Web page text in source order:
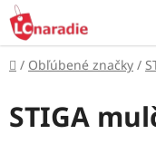
Prejsť
na
obsah
Domov
/ Obľúbené značky /
STIGA